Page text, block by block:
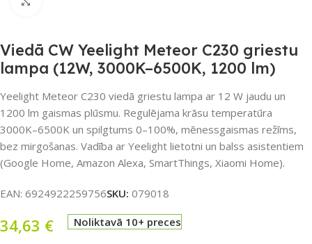
Viedā CW Yeelight Meteor C230 griestu
lampa (12W, 3000K–6500K, 1200 lm)
Yeelight Meteor C230 viedā griestu lampa ar 12 W jaudu un
1200 lm gaismas plūsmu. Regulējama krāsu temperatūra
3000K–6500K un spilgtums 0–100%, mēnessgaismas režīms,
bez mirgošanas. Vadība ar Yeelight lietotni un balss asistentiem
(Google Home, Amazon Alexa, SmartThings, Xiaomi Home).
EAN: 6924922259756SKU: 079018
34,63 € Noliktavā 10+ preces